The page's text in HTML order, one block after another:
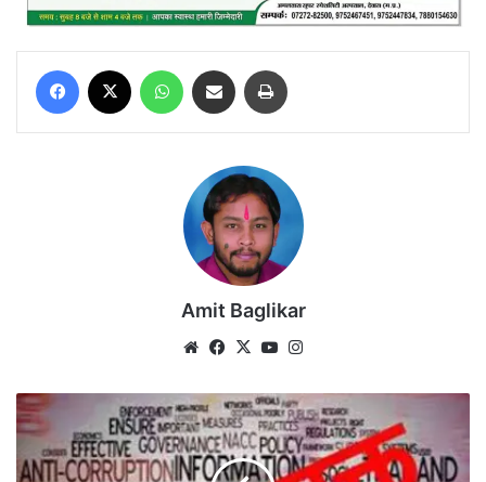
Facebook WhatsAppShare via Email
Amit Baglikar
WebsiteFacebook
X YouTube
ग्रामीण
यांत्रिकी
विभाग
के